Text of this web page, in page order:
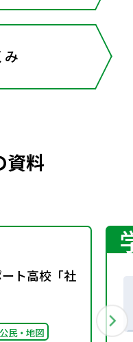
み
資料
ト高校「社
民・地図